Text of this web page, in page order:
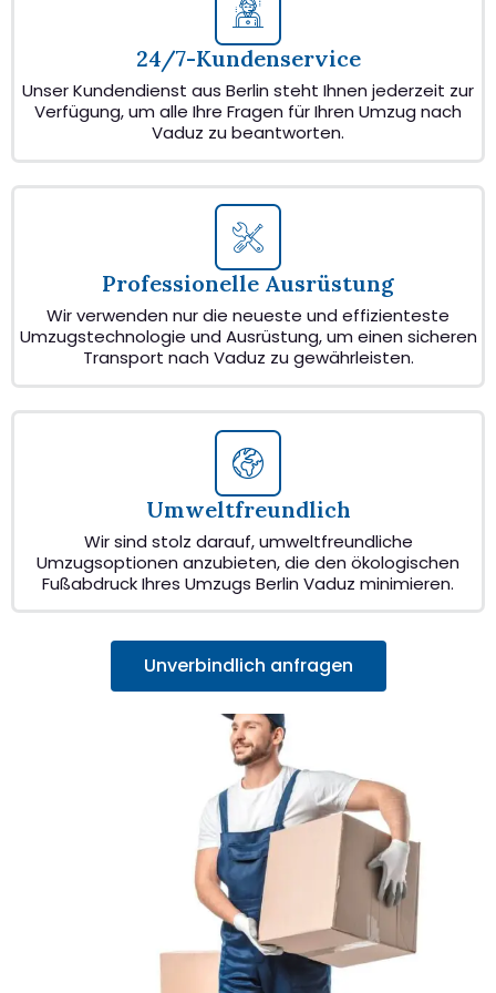
24/7-Kundenservice
Unser Kundendienst aus Berlin steht Ihnen jederzeit zur
Verfügung, um alle Ihre Fragen für Ihren Umzug nach
Vaduz zu beantworten.
Professionelle Ausrüstung
Wir verwenden nur die neueste und effizienteste
Umzugstechnologie und Ausrüstung, um einen sicheren
Transport nach Vaduz zu gewährleisten.
Umweltfreundlich
Wir sind stolz darauf, umweltfreundliche
Umzugsoptionen anzubieten, die den ökologischen
Fußabdruck Ihres Umzugs Berlin Vaduz minimieren.
Unverbindlich anfragen